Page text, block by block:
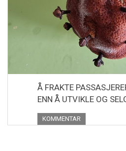
Å FRAKTE
ENN Å UTVIKLE OG
KOMMENTAR